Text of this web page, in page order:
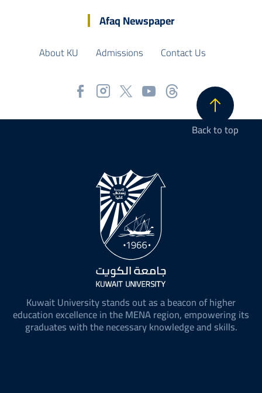
Afaq Newspaper
About KU Admissions Contact Us
Back to top
Kuwait University stands out as a beacon of higher
education excellence in the MENA region, empowering its
graduates with the necessary knowledge and skills.